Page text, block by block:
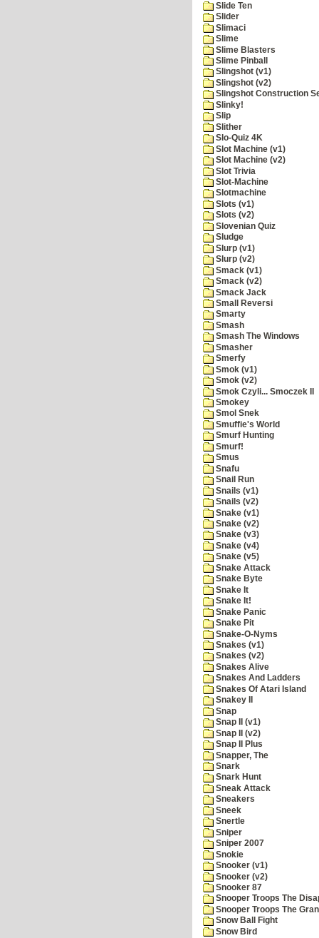
Slide Ten
Slider
Slimaci
Slime
Slime Blasters
Slime Pinball
Slingshot (v1)
Slingshot (v2)
Slingshot Construction
Slinky!
Slip
Slither
Slo-Quiz 4K
Slot Machine (v1)
Slot Machine (v2)
Slot Trivia
Slot-Machine
Slotmachine
Slots (v1)
Slots (v2)
Slovenian Quiz
Sludge
Slurp (v1)
Slurp (v2)
Smack (v1)
Smack (v2)
Smack Jack
Small Reversi
Smarty
Smash
Smash The Windows
Smasher
Smerfy
Smok (v1)
Smok (v2)
Smok Czyli... Smoczek II
Smokey
Smol Snek
Smuffie's World
Smurf Hunting
Smurf!
Smus
Snafu
Snail Run
Snails (v1)
Snails (v2)
Snake (v1)
Snake (v2)
Snake (v3)
Snake (v4)
Snake (v5)
Snake Attack
Snake Byte
Snake It
Snake It!
Snake Panic
Snake Pit
Snake-O-Nyms
Snakes (v1)
Snakes (v2)
Snakes Alive
Snakes And Ladders
Snakes Of Atari Island
Snakey II
Snap
Snap II (v1)
Snap II (v2)
Snap II Plus
Snapper, The
Snark
Snark Hunt
Sneak Attack
Sneakers
Sneek
Snertle
Sniper
Sniper 2007
Snokie
Snooker (v1)
Snooker (v2)
Snooker 87
Snooper Troops The
Snooper Troops The
Snow Ball Fight
Snow Bird